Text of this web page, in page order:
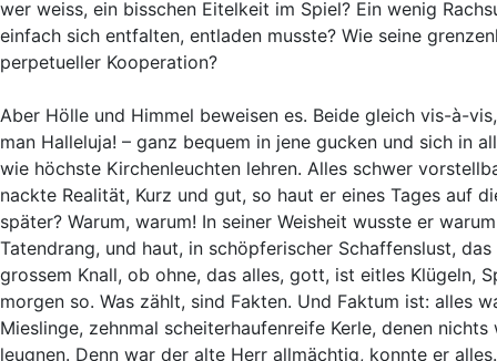
wer weiss, ein bisschen Eitelkeit im Spiel? Ein wenig
einfach sich entfalten, entladen musste? Wie seine
perpetueller Kooperation?
Aber Hölle und Himmel beweisen es. Beide gleich vis-à-
man Halleluja! – ganz bequem in jene gucken und sich in
wie höchste Kirchenleuchten lehren. Alles schwer
nackte Realität, Kurz und gut, so haut er eines Tages auf
später? Warum, warum! In seiner Weisheit wusste er
Tatendrang, und haut, in schöpferischer Schaffenslust,
grossem Knall, ob ohne, das alles, gott, ist eitles Klügeln,
morgen so. Was zählt, sind Fakten. Und Faktum ist: alles
Mieslinge, zehnmal scheiterhaufenreife Kerle, denen
leugnen. Denn war der alte Herr allmächtig, konnte er